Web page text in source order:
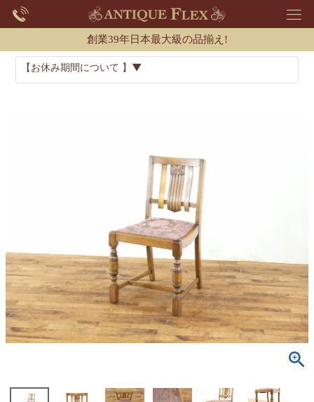
創業39年日本最大級の品揃え!
【お休み期間について 】▼